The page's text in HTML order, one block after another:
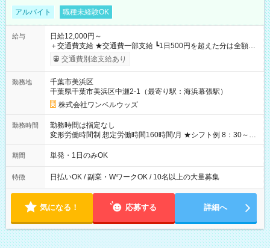
アルバイト 職種未経験OK
給与
日給12,000円～
＋交通費支給 ★交通費一部支給 ┗1日500円を超えた分は全額支
給！ ※往復500円以内の方は自己負担となります ★日払いOK！
（規定あり） ┗働いたその日に現金GET♪ お仕事後はコンビニ
なし
交通費別途支給あり
勤務地
千葉市美浜区
千葉県千葉市美浜区中瀬2-1（最寄り駅：海浜幕張駅）
株式会社ワンベルウッズ
勤務時間
勤務時間は指定なし
変形労働時間制 想定労働時間160時間/月 ★シフト例 8：30～
19：00
期間 単発・1日のみOK
特徴 日払いOK / 副業・WワークOK / 10名以上の大量募集
気になる！ 応募する 詳細へ